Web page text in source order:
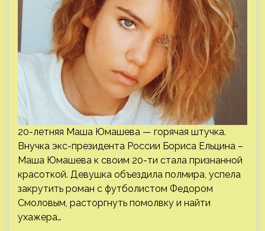
20-летняя Маша Юмашева — горячая штучка.
Внучка экс-президента России Бориса Ельцина –
Маша Юмашева к своим 20-ти стала признанной
красоткой. Девушка объездила полмира, успела
закрутить роман с футболистом Федором
Смоловым, расторгнуть помолвку и найти
ухажера…